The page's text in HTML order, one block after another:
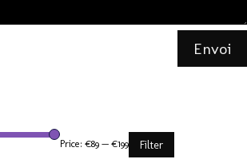
Envoi
Filter
Price: €89 — €199